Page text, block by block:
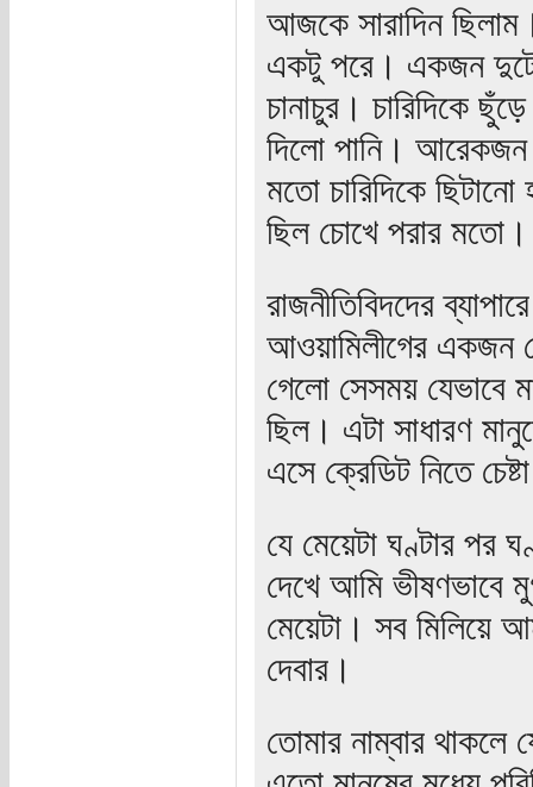
আজকে সারাদিন
একটু পরে। একজন
চানাচুর। চারিদিকে
দিলো পানি। আরেকজন
মতো চারিদিকে
ছিল চোখে পরার মতো।
রাজনীতিবিদদের
আওয়ামিলীগের একজন
গেলো সেসময় যেভাবে
ছিল। এটা সাধারণ
এসে ক্রেডিট নিতে
যে মেয়েটা ঘণ্টার পর
দেখে আমি ভীষণভাবে
মেয়েটা। সব মিলিয়ে
দেবার।
তোমার নাম্বার